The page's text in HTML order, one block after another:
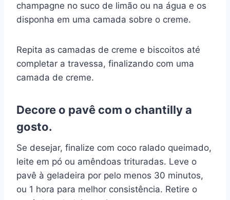
champagne no suco de limão ou na água e os
disponha em uma camada sobre o creme.
Repita as camadas de creme e biscoitos até
completar a travessa, finalizando com uma
camada de creme.
Decore o pavê com o chantilly a
gosto.
Se desejar, finalize com coco ralado queimado,
leite em pó ou amêndoas trituradas. Leve o
pavê à geladeira por pelo menos 30 minutos,
ou 1 hora para melhor consistência. Retire o